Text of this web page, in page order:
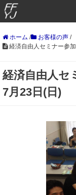
ホーム / お客様の声 /
経済自由人セミナー参
経済自由人セ
7月23日(日)